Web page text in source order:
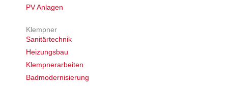
PV Anlagen
Klempner
Sanitärtechnik
Heizungsbau
Klempnerarbeiten
Badmodernisierung